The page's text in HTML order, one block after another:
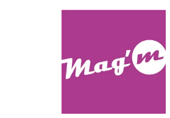
Accéder au contenu